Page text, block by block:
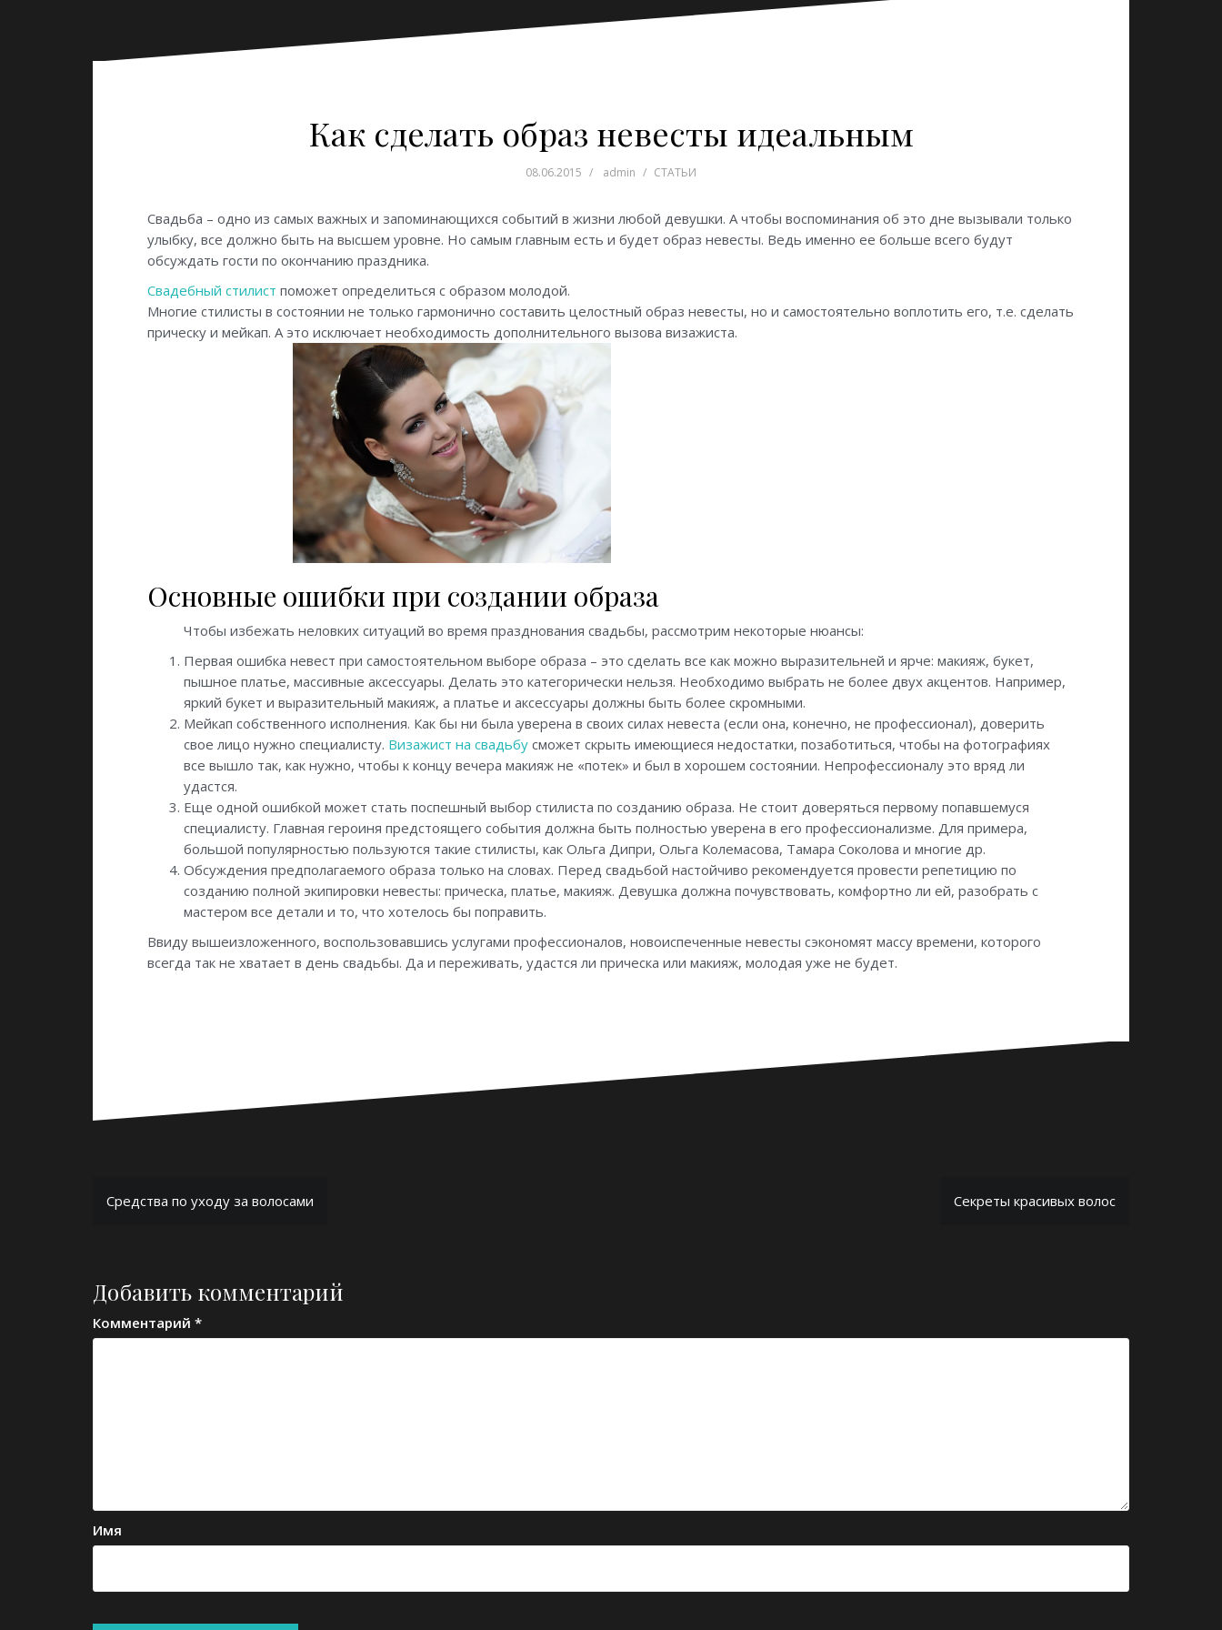
Как сделать образ невесты идеальным
08.06.2015 admin СТАТЬИ
Свадьба – одно из самых важных и запоминающихся событий в жизни любой девушки. А чтобы воспоминания об это дне вызывали только
улыбку, все должно быть на высшем уровне. Но самым главным есть и будет образ невесты. Ведь именно ее больше всего будут
обсуждать гости по окончанию праздника.
Свадебный стилист поможет определиться с образом молодой.
Многие стилисты в состоянии не только гармонично составить целостный образ невесты, но и самостоятельно воплотить его, т.е. сделать
прическу и мейкап. А это исключает необходимость дополнительного вызова визажиста.
Основные ошибки при создании образа
Чтобы избежать неловких ситуаций во время празднования свадьбы, рассмотрим некоторые нюансы:
Первая ошибка невест при самостоятельном выборе образа – это сделать все как можно выразительней и ярче: макияж, букет,
пышное платье, массивные аксессуары. Делать это категорически нельзя. Необходимо выбрать не более двух акцентов. Например,
яркий букет и выразительный макияж, а платье и аксессуары должны быть более скромными.
Мейкап собственного исполнения. Как бы ни была уверена в своих силах невеста (если она, конечно, не профессионал), доверить
свое лицо нужно специалисту. Визажист на свадьбу сможет скрыть имеющиеся недостатки, позаботиться, чтобы на фотографиях
все вышло так, как нужно, чтобы к концу вечера макияж не «потек» и был в хорошем состоянии. Непрофессионалу это вряд ли
удастся.
Еще одной ошибкой может стать поспешный выбор стилиста по созданию образа. Не стоит доверяться первому попавшемуся
специалисту. Главная героиня предстоящего события должна быть полностью уверена в его профессионализме. Для примера,
большой популярностью пользуются такие стилисты, как Ольга Дипри, Ольга Колемасова, Тамара Соколова и многие др.
Обсуждения предполагаемого образа только на словах. Перед свадьбой настойчиво рекомендуется провести репетицию по
созданию полной экипировки невесты: прическа, платье, макияж. Девушка должна почувствовать, комфортно ли ей, разобрать с
мастером все детали и то, что хотелось бы поправить.
Ввиду вышеизложенного, воспользовавшись услугами профессионалов, новоиспеченные невесты сэкономят массу времени, которого
всегда так не хватает в день свадьбы. Да и переживать, удастся ли прическа или макияж, молодая уже не будет.
Навигация
по
Средства по уходу за волосами Секреты красивых волос
Добавить комментарий
Комментарий *
Имя